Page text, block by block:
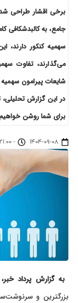
برخی اقشار طراحی
جامع، به کالبدشکافی
سهمیه کنکور دارند،
می‌گذارند، تفاوت
شایعات پیرامون سهمیه
در این گزارش تحلیلی،
برای شما روشن خواهیم
۱۴۰۴-۰۹-۰۸ - ۲۱:۰۰
به گزارش پرداد خبر،
بزرگترین و